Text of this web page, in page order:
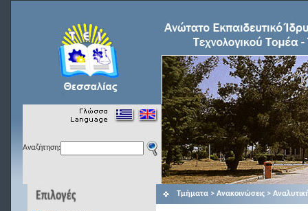
Αναζήτηση:
Τμήματα > Ανακοινώσεις >